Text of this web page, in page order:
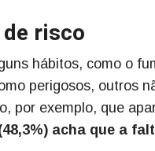
risco
hábitos, como o
perigosos, outros
por exemplo, que
acha que a